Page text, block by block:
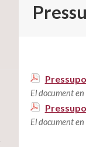
El document
El document